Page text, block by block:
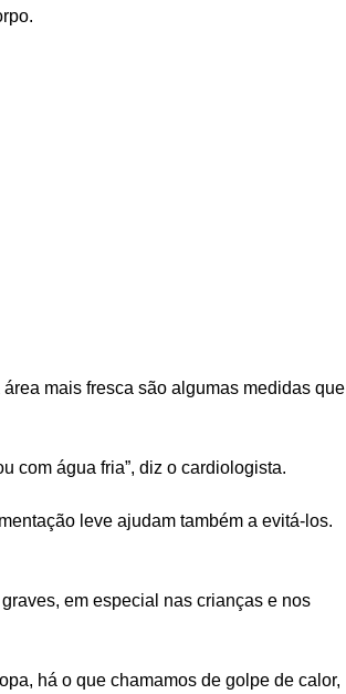
mais fresca são algumas medidas que
com água fria”, diz o cardiologista.
leve ajudam também a evitá-los.
em especial nas crianças e nos
há o que chamamos de golpe de calor,